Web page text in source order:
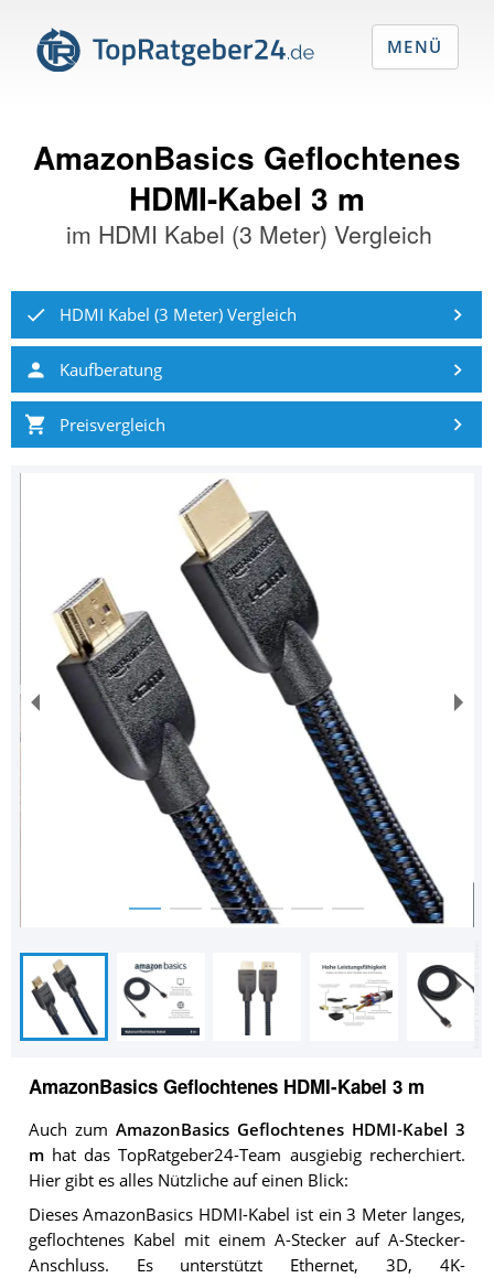
AmazonBasics Geflochtenes
HDMI-Kabel 3 m
im HDMI Kabel (3 Meter) Vergleich
HDMI Kabel (3 Meter) Vergleich
Kaufberatung
Preisvergleich
AmazonBasics Geflochtenes HDMI-Kabel 3 m
Auch zum AmazonBasics Geflochtenes HDMI-Kabel 3
mhat das TopRatgeber24-Team ausgiebig recherchiert.
Hier gibt es alles Nützliche auf einen Blick:
Dieses AmazonBasics HDMI-Kabel ist ein 3 Meter langes,
geflochtenes Kabel mit einem A-Stecker auf A-Stecker-
Anschluss. Es unterstützt Ethernet, 3D, 4K-
MENÜ